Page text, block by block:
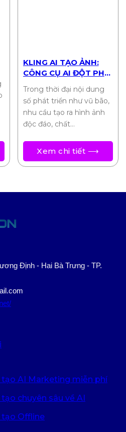
KLING AI TẠO ẢNH:
CÔNG CỤ AI ĐỘT PHÁ
ẢNH 2025
Trong thời đại nội dung
số phát triển như vũ bão,
nhu cầu tạo ra hình ảnh
độc đáo, chất…
Xem chi tiết ⟶
Định - Hai Bà Trưng - TP.
AI Marketing miễn phí
chuyên sâu về AI
tạo Offline